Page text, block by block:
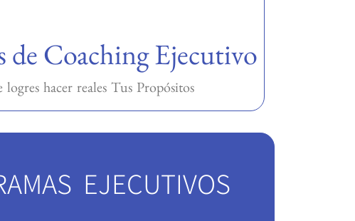
de Coaching Ejecutivo
logres hacer reales Tus Propósitos
EJECUTIVOS